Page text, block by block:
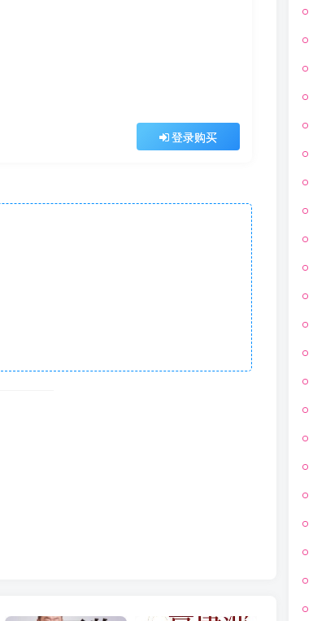
登录购买